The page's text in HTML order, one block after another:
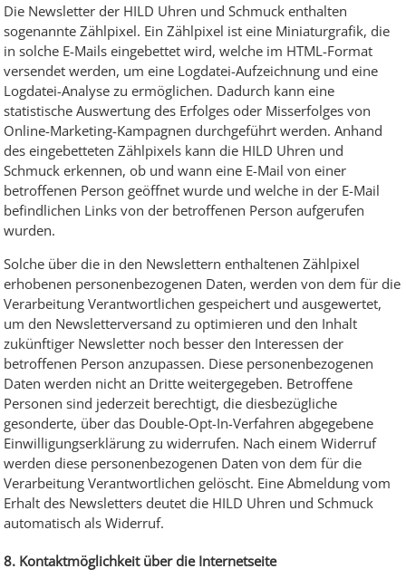
Die Newsletter der HILD Uhren und Schmuck enthalten
sogenannte Zählpixel. Ein Zählpixel ist eine Miniaturgrafik, die
in solche E-Mails eingebettet wird, welche im HTML-Format
versendet werden, um eine Logdatei-Aufzeichnung und eine
Logdatei-Analyse zu ermöglichen. Dadurch kann eine
statistische Auswertung des Erfolges oder Misserfolges von
Online-Marketing-Kampagnen durchgeführt werden. Anhand
des eingebetteten Zählpixels kann die HILD Uhren und
Schmuck erkennen, ob und wann eine E-Mail von einer
betroffenen Person geöffnet wurde und welche in der E-Mail
befindlichen Links von der betroffenen Person aufgerufen
wurden.
Solche über die in den Newslettern enthaltenen Zählpixel
erhobenen personenbezogenen Daten, werden von dem für die
Verarbeitung Verantwortlichen gespeichert und ausgewertet,
um den Newsletterversand zu optimieren und den Inhalt
zukünftiger Newsletter noch besser den Interessen der
betroffenen Person anzupassen. Diese personenbezogenen
Daten werden nicht an Dritte weitergegeben. Betroffene
Personen sind jederzeit berechtigt, die diesbezügliche
gesonderte, über das Double-Opt-In-Verfahren abgegebene
Einwilligungserklärung zu widerrufen. Nach einem Widerruf
werden diese personenbezogenen Daten von dem für die
Verarbeitung Verantwortlichen gelöscht. Eine Abmeldung vom
Erhalt des Newsletters deutet die HILD Uhren und Schmuck
automatisch als Widerruf.
8. Kontaktmöglichkeit über die Internetseite